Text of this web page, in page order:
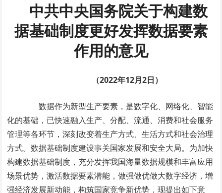
中共中央国务院关于构建数
据基础制度更好发挥数据要素
作用的意见
（2022年12月2日）
数据作为新型生产要素，是数字化、网络化、智能
化的基础，已快速融入生产、分配、流通、消费和社会服务
管理等各环节，深刻改变着生产方式、生活方式和社会治理
方式。数据基础制度建设事关国家发展和安全大局。为加快
构建数据基础制度，充分发挥我国海量数据规模和丰富应用
场景优势，激活数据要素潜能，做强做优做大数字经济，增
强经济发展新动能，构筑国家竞争新优势，现提出如下意